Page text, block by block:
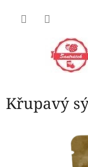
Křupavý